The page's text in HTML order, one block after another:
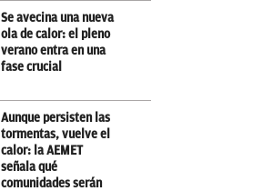
Se avecina una nueva
ola de calor: el pleno
verano entra en una
fase crucial
Aunque persisten las
tormentas, vuelve el
calor: la AEMET
señala qué
comunidades serán